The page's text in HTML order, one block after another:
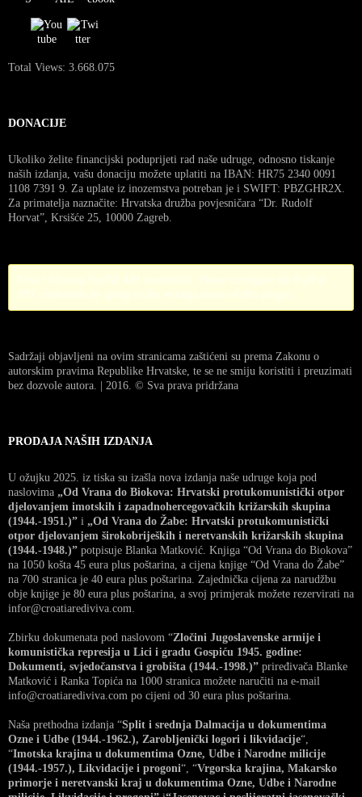
Total Views: 3.668.075
DONACIJE
Ukoliko želite financijski poduprijeti rad naše udruge, odnosno tiskanje
naših izdanja, vašu donaciju možete uplatiti na IBAN: HR75 2340 0091
1108 7391 9. Za uplate iz inozemstva potreban je i SWIFT: PBZGHR2X.
Za primatelja naznačite: Hrvatska družba povjesničara “Dr. Rudolf
Horvat”, Krsišće 25, 10000 Zagreb.
Sadržaji objavljeni na ovim stranicama zaštićeni su prema Zakonu o
autorskim pravima Republike Hrvatske, te se ne smiju koristiti i preuzimati
bez dozvole autora. | 2016. © Sva prava pridržana
PRODAJA NAŠIH IZDANJA
U ožujku 2025. iz tiska su izašla nova izdanja naše udruge koja pod
naslovima „Od Vrana do Biokova: Hrvatski protukomunistički otpor
djelovanjem imotskih i zapadnohercegovačkih križarskih skupina
(1944.-1951.)” i „Od Vrana do Žabe: Hrvatski protukomunistički
otpor djelovanjem širokobrijeških i neretvanskih križarskih skupina
(1944.-1948.)” potpisuje Blanka Matković. Knjiga “Od Vrana do Biokova”
na 1050 košta 45 eura plus poštarina, a cijena knjige “Od Vrana do Žabe”
na 700 stranica je 40 eura plus poštarina. Zajednička cijena za narudžbu
obje knjige je 80 eura plus poštarina, a svoj primjerak možete rezervirati na
infor@croatiarediviva.com.
Zbirku dokumenata pod naslovom “Zločini Jugoslavenske armije i
komunistička represija u Lici i gradu Gospiću 1945. godine:
Dokumenti, svjedočanstva i grobišta (1944.-1998.)” priređivača Blanke
Matković i Ranka Topića na 1000 stranica možete naručiti na e-mail
info@croatiarediviva.com po cijeni od 30 eura plus poštarina.
Naša prethodna izdanja “Split i srednja Dalmacija u dokumentima
Ozne i Udbe (1944.-1962.), Zarobljenički logori i likvidacije“,
“Imotska krajina u dokumentima Ozne, Udbe i Narodne milicije
(1944.-1957.), Likvidacije i progoni“, “Vrgorska krajina, Makarsko
primorje i neretvanski kraj u dokumentima Ozne, Udbe i Narodne